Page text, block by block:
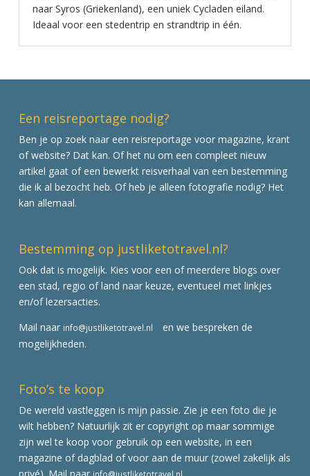
naar Syros (Griekenland), een uniek Cycladen eiland.
Ideaal voor een stedentrip en strandtrip in één.
Een reisreportage nodig?
Ben je op zoek naar een reisreportage voor magazine, krant
of website? Dat kan. Of het nu om een compleet nieuw
artikel gaat of een bewerkt reisverhaal van een bestemming
die ik al bezocht heb. Of heb je alleen fotografie nodig? Het
kan allemaal.
Bestemming op justliketotravel.nl?
Ook dat is mogelijk. Kies voor een of meerdere blogs over
een stad, regio of land naar keuze, eventueel met linkjes
en/of lezersacties.
Mail naar info@justliketotravel.nl
en we bespreken de
mogelijkheden.
Foto’s te koop
De wereld vastleggen is mijn passie. Zie je een foto die je
wilt hebben? Natuurlijk zit er copyright op maar sommige
zijn wel te koop voor gebruik op een website, in een
magazine of dagblad of voor aan de muur (zowel zakelijk als